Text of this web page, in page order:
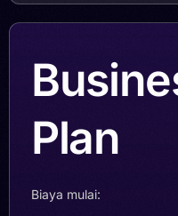
Plan
Biaya mulai: